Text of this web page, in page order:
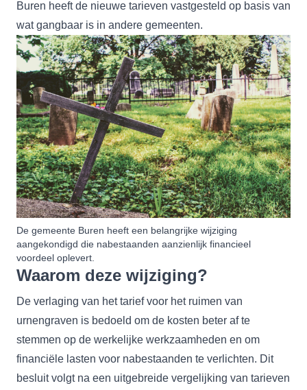
Buren heeft de nieuwe tarieven vastgesteld op basis van
wat gangbaar is in andere gemeenten.
De gemeente Buren heeft een belangrijke wijziging
aangekondigd die nabestaanden aanzienlijk financieel
voordeel oplevert.
Waarom deze wijziging?
De verlaging van het tarief voor het ruimen van
urnengraven is bedoeld om de kosten beter af te
stemmen op de werkelijke werkzaamheden en om
financiële lasten voor nabestaanden te verlichten. Dit
besluit volgt na een uitgebreide vergelijking van tarieven